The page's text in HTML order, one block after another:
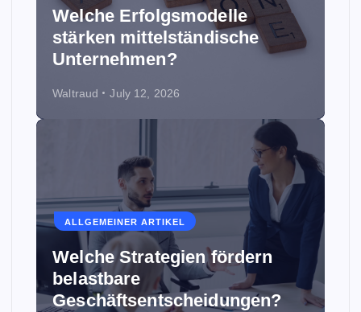
Welche Erfolgsmodelle
stärken mittelständische
Unternehmen?
Waltraud July 12, 2026
ALLGEMEINER ARTIKEL
Welche Strategien fördern
belastbare
Geschäftsentscheidungen?